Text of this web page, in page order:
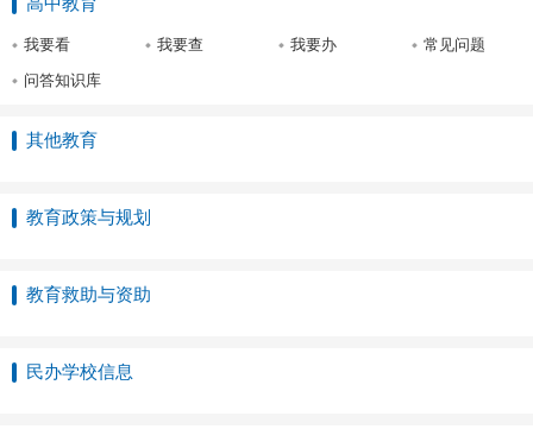
我要看 我要查 我要办
常见问题
问答知识库
其他教育
教育政策与规划
教育救助与资助
民办学校信息